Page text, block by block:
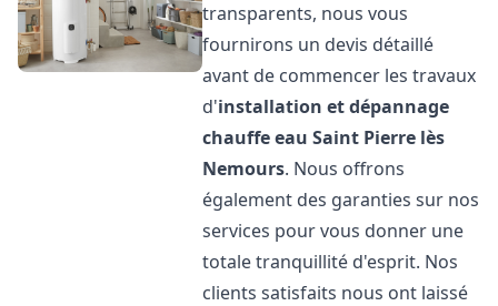
transparents, nous vous
fournirons un devis détaillé
avant de commencer les travaux
d'installation et dépannage
chauffe eau Saint Pierre lès
Nemours. Nous offrons
également des garanties sur nos
services pour vous donner une
totale tranquillité d'esprit. Nos
clients satisfaits nous ont laissé